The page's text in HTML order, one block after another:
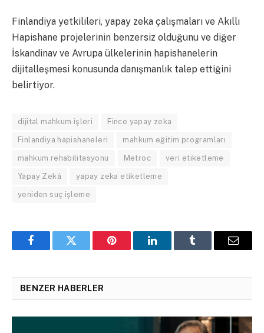
Finlandiya yetkilileri, yapay zeka çalışmaları ve Akıllı
Hapishane projelerinin benzersiz olduğunu ve diğer
İskandinav ve Avrupa ülkelerinin hapishanelerin
dijitalleşmesi konusunda danışmanlık talep ettiğini
belirtiyor.
dijital mahkum işleri Fince yapay zeka
Finlandiya hapishaneleri mahkum eğitim programları
mahkum rehabilitasyonu Metroc veri etiketleme
Yapay Zekâ yapay zeka etiketleme
yeniden suç işleme
FacebookTwitter Pinterest LinkedInTumblr Email
BENZER HABERLER